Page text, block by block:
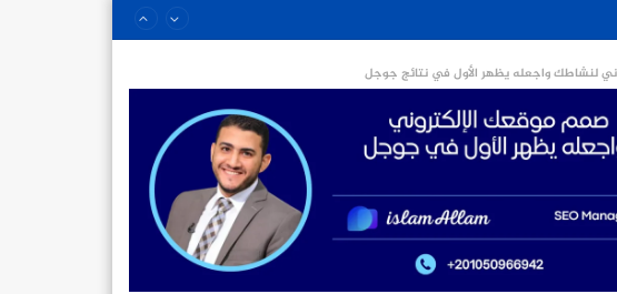
لنشاطك واجعله يظهر الأول في نتائج جوجل